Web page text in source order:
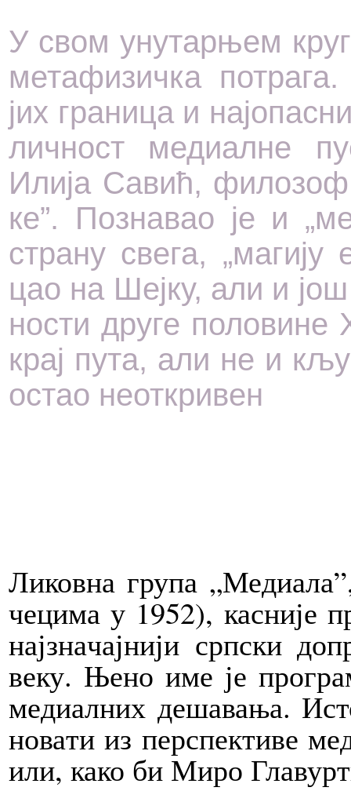
У свом уну­тар­њем
ме­та­фи­зич­ка
јих гра­ни­ца и
лич­ност ме­ди­ал­не
Или­ја Са­вић, фи­ло­зоф
ке”. По­зна­вао је и
стра­ну све­га,
цао на Шеј­ку, али и
но­сти дру­ге по­ло­ви­не
крај пу­та, али не и
остао нео­т­кри­вен
Ли­ков­на гру­па
че­ци­ма у 1952), ка­сни­је
нај­зна­чај­ни­ји срп­ски
ве­ку. Ње­но име је
ме­ди­ал­них де­ша­ва­ња.
но­ва­ти из пер­спек­ти­ве
или, ка­ко би Ми­ро